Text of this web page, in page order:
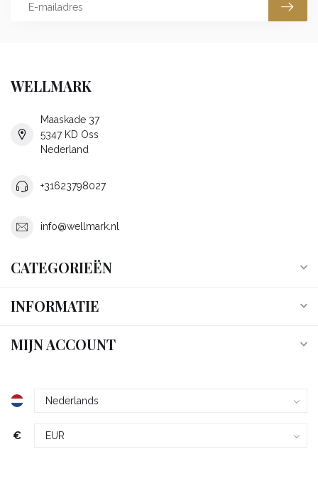
WELLMARK
Maaskade 37
5347 KD Oss
Nederland
+31623798027
info@wellmark.nl
CATEGORIEËN
INFORMATIE
MIJN ACCOUNT
€